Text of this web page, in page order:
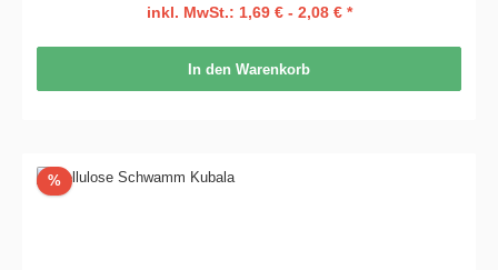
inkl. MwSt.: 1,69 € - 2,08 € *
In den Warenkorb
%Rabatt